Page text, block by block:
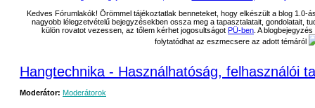
Kedves Fórumlakók! Örömmel tájékoztatlak benneteket, hogy elkészült a blog 1.0-
nagyobb lélegzetvételű bejegyzésekben ossza meg a tapasztalatait, gondolatait,
külön rovatot vezessen, az tőlem kérhet jogosultságot PÜ-ben . A
folytatódhat az eszmecsere az adott témáról
Hangtechnika - Használhatóság, felhasználói
Moderátor: Moderátorok